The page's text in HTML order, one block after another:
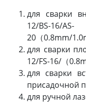
для сварки
12/BS-16/AS-
20（0.8mm/
для сварки
12/FS-16/（
для сварки
присадочной
для ручной